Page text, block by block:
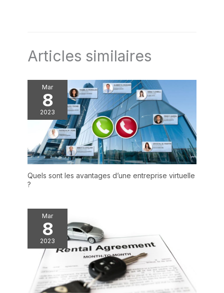
Articles similaires
Mar
8
2023
Quels sont les avantages d’une entreprise virtuelle
?
Mar
8
2023